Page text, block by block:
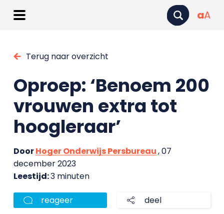
aA
Terug naar overzicht
Oproep: ‘Benoem 200
vrouwen extra tot
hoogleraar’
DoorHoger Onderwijs Persbureau, 07
december 2023
Leestijd:3 minuten
reageer deel